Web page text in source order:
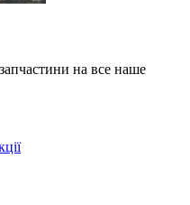
на все наше